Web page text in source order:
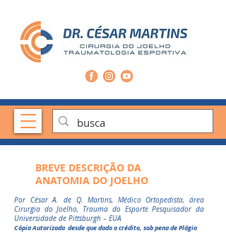
BREVE DESCRIÇÃO DA
ANATOMIA DO JOELHO
Por César A. de Q. Martins, Médico Ortopedista, área
Cirurgia do Joelho, Trauma do Esporte Pesquisador da
Universidade de Pittsburgh – EUA
Cópia Autorizada desde que dado o crédito, sob pena de Plágio